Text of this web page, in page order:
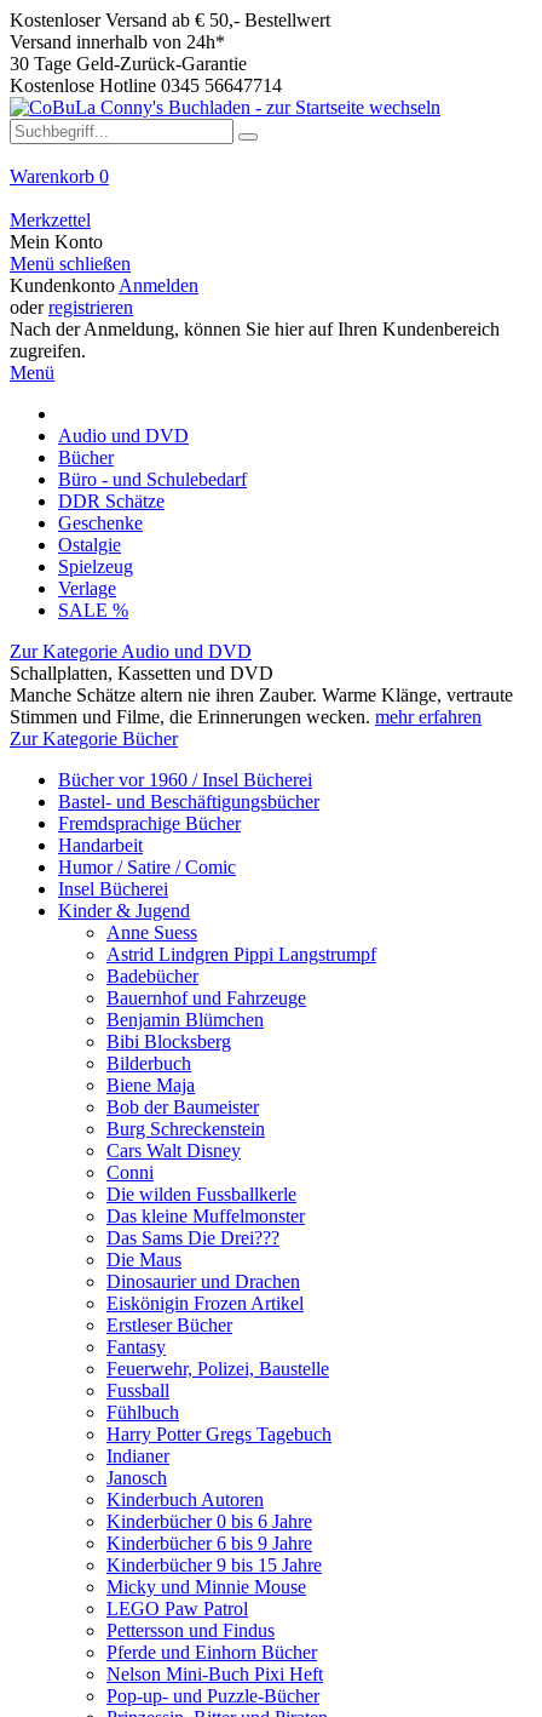
Kostenloser Versand ab € 50,- Bestellwert
Versand innerhalb von 24h*
30 Tage Geld-Zurück-Garantie
Kostenlose Hotline 0345 56647714
Warenkorb 0
Merkzettel
Mein Konto
Menü schließen
Kundenkonto Anmelden
oderregistrieren
Nach der Anmeldung, können Sie hier auf Ihren Kundenbereich
zugreifen.
Menü
Audio und DVD
Bücher
Büro - und Schulebedarf
DDR Schätze
Geschenke
Ostalgie
Spielzeug
Verlage
SALE %
Zur Kategorie Audio und DVD
Schallplatten, Kassetten und DVD
Manche Schätze altern nie ihren Zauber. Warme Klänge, vertraute
Stimmen und Filme, die Erinnerungen wecken. mehr erfahren
Zur Kategorie Bücher
Bücher vor 1960 / Insel Bücherei
Bastel- und Beschäftigungsbücher
Fremdsprachige Bücher
Handarbeit
Humor / Satire / Comic
Insel Bücherei
Kinder & Jugend
Anne Suess
Astrid Lindgren Pippi Langstrumpf
Badebücher
Bauernhof und Fahrzeuge
Benjamin Blümchen
Bibi Blocksberg
Bilderbuch
Biene Maja
Bob der Baumeister
Burg Schreckenstein
Cars Walt Disney
Conni
Die wilden Fussballkerle
Das kleine Muffelmonster
Das Sams Die Drei???
Die Maus
Dinosaurier und Drachen
Eiskönigin Frozen Artikel
Erstleser Bücher
Fantasy
Feuerwehr, Polizei, Baustelle
Fussball
Fühlbuch
Harry Potter Gregs Tagebuch
Indianer
Janosch
Kinderbuch Autoren
Kinderbücher 0 bis 6 Jahre
Kinderbücher 6 bis 9 Jahre
Kinderbücher 9 bis 15 Jahre
Micky und Minnie Mouse
LEGO Paw Patrol
Pettersson und Findus
Pferde und Einhorn Bücher
Nelson Mini-Buch Pixi Heft
Pop-up- und Puzzle-Bücher